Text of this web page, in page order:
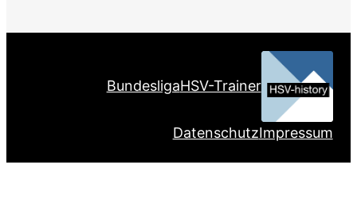
BundesligaHSV-Trainer
DatenschutzImpressum